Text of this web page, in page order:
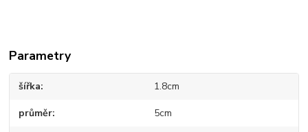
Parametry
šířka 1.8cm
průměr 5cm